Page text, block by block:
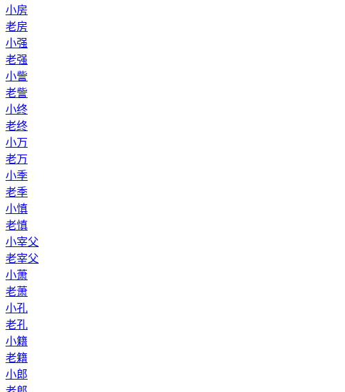
小房
老房
小强
老强
小訾
老訾
小终
老终
小万
老万
小季
老季
小慎
老慎
小宰父
老宰父
小萧
老萧
小孔
老孔
小籍
老籍
小郎